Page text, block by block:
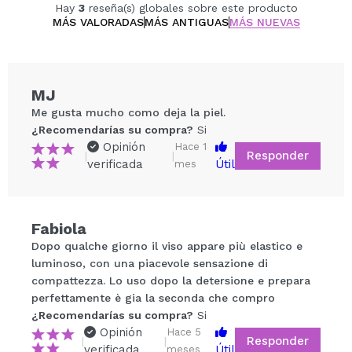
prolongado.
Cruelty free.
Microplastic Free.
Alcohol Free.
Hay 3reseña(s) globales sobre este producto
MÁS VALORADASMÁS ANTIGUASMÁS NUEVAS
Compartir un vídeo o una foto
Tu vídeo podría ser el primero. Imagínatelo...
¿Recomendarías su compra?
5/5
MJ
Me gusta mucho como deja la piel.
¿Recomendarías su compra? Si
|
Opinión
verificada
|
Hace 1
mes
Útil
Responder
Fabiola
Dopo qualche giorno il viso appare più elastico e
luminoso, con una piacevole sensazione di
compattezza. Lo uso dopo la detersione e prepara
perfettamente è gia la seconda che compro
¿Recomendarías su compra? Si
|
Opinión
|
Hace 5
meses
Responder